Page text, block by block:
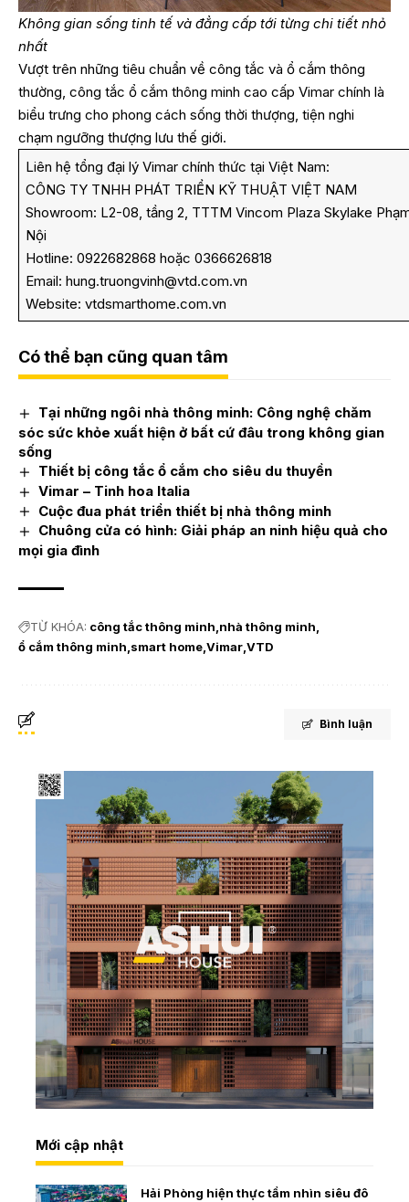
Không gian sống tinh tế và đẳng cấp tới từng chi tiết nhỏ
nhất
Vượt trên những tiêu chuẩn về công tắc và ổ cắm thông
thường, công tắc ổ cắm thông minh cao cấp Vimar chính là
biểu trưng cho phong cách sống thời thượng, tiện nghi
chạm ngưỡng thượng lưu thế giới.
Liên hệ tổng đại lý Vimar chính thức tại Việt Nam:
CÔNG TY TNHH PHÁT TRIỂN KỸ THUẬT VIỆT NAM
Showroom: L2-08, tầng 2, TTTM Vincom Plaza Skylake
Nội
Hotline: 0922682868 hoặc 0366626818
Email: hung.truongvinh@vtd.com.vn
Website: vtdsmarthome.com.vn
Có thể bạn cũng quan tâm
Tại những ngôi nhà thông minh: Công nghệ chăm
sóc sức khỏe xuất hiện ở bất cứ đâu trong không gian
sống
Thiết bị công tắc ổ cắm cho siêu du thuyền
Vimar – Tinh hoa Italia
Cuộc đua phát triển thiết bị nhà thông minh
Chuông cửa có hình: Giải pháp an ninh hiệu quả cho
mọi gia đình
TỪ KHÓA: công tắc thông minh nhà thông minh
ổ cắm thông minh smart home Vimar VTD
Bình luận
Mới cập nhật
Hải Phòng hiện thực tầm nhìn siêu đô